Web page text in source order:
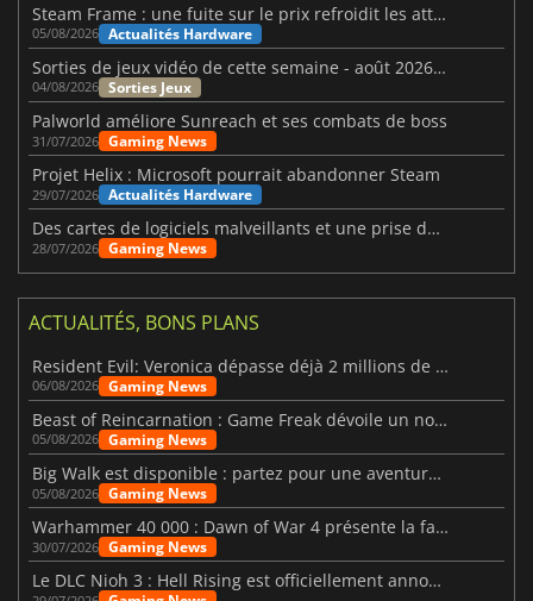
Steam Frame : une fuite sur le prix refroidit les attentes VR
05/08/2026 Actualités Hardware
Sorties de jeux vidéo de cette semaine - août 2026 (semaine 32)
04/08/2026 Sorties Jeux
Palworld améliore Sunreach et ses combats de boss
31/07/2026 Gaming News
Projet Helix : Microsoft pourrait abandonner Steam
29/07/2026 Actualités Hardware
Des cartes de logiciels malveillants et une prise de contrôle de Discord ont touché Meccha Chameleon
28/07/2026 Gaming News
ACTUALITÉS, BONS PLANS
Resident Evil: Veronica dépasse déjà 2 millions de wishlists
06/08/2026 Gaming News
Beast of Reincarnation : Game Freak dévoile un nouveau pari
05/08/2026 Gaming News
Big Walk est disponible : partez pour une aventure entre amis
05/08/2026 Gaming News
Warhammer 40 000 : Dawn of War 4 présente la faction des Nécrons
30/07/2026 Gaming News
Le DLC Nioh 3 : Hell Rising est officiellement annoncé